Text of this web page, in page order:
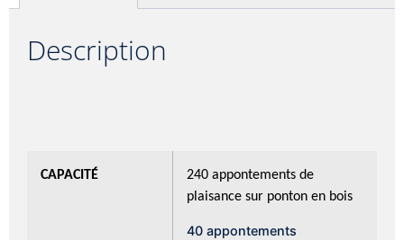
Description
CAPACITÉ
240 appontements de
plaisance sur ponton en bois
40 appontements